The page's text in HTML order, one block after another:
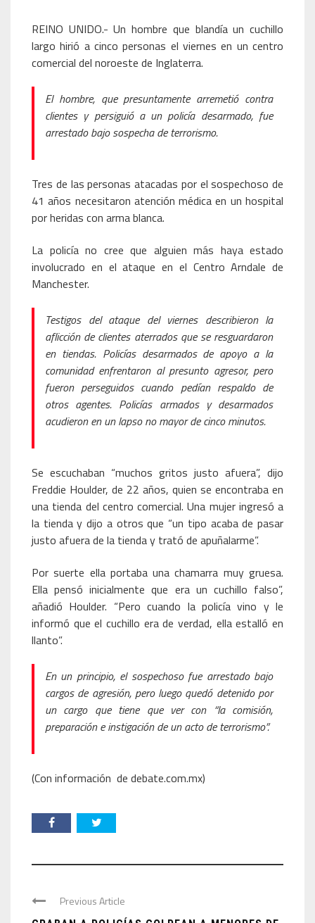
REINO UNIDO.- Un hombre que blandía un cuchillo
largo hirió a cinco personas el viernes en un centro
comercial del noroeste de Inglaterra.
El hombre, que presuntamente arremetió contra
clientes y persiguió a un policía desarmado, fue
arrestado bajo sospecha de terrorismo.
Tres de las personas atacadas por el sospechoso de
41 años necesitaron atención médica en un hospital
por heridas con arma blanca.
La policía no cree que alguien más haya estado
involucrado en el ataque en el Centro Arndale de
Manchester.
Testigos del ataque del viernes describieron la
aflicción de clientes aterrados que se resguardaron
en tiendas. Policías desarmados de apoyo a la
comunidad enfrentaron al presunto agresor, pero
fueron perseguidos cuando pedían respaldo de
otros agentes. Policías armados y desarmados
acudieron en un lapso no mayor de cinco minutos.
Se escuchaban “muchos gritos justo afuera”, dijo
Freddie Houlder, de 22 años, quien se encontraba en
una tienda del centro comercial. Una mujer ingresó a
la tienda y dijo a otros que “un tipo acaba de pasar
justo afuera de la tienda y trató de apuñalarme”.
Por suerte ella portaba una chamarra muy gruesa.
Ella pensó inicialmente que era un cuchillo falso”,
añadió Houlder. “Pero cuando la policía vino y le
informó que el cuchillo era de verdad, ella estalló en
llanto”.
En un principio, el sospechoso fue arrestado bajo
cargos de agresión, pero luego quedó detenido por
un cargo que tiene que ver con “la comisión,
preparación e instigación de un acto de terrorismo”.
(Con información de debate.com.mx)
Previous Article